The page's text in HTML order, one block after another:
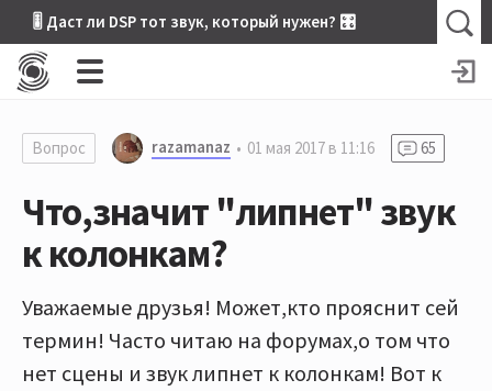
🎚 Даст ли DSP тот звук, который нужен? 🎛
Вопрос razamanaz 01 мая 2017 в 11:16 65
Что,значит "липнет" звук
к колонкам?
Уважаемые друзья! Может,кто прояснит сей
термин! Часто читаю на форумах,о том что
нет сцены и звук липнет к колонкам! Вот к